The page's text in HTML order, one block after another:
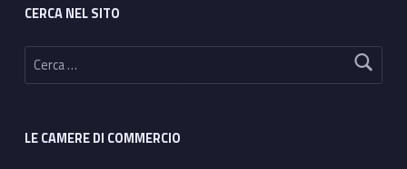
i
a
i
p
CERCA NEL SITO
Ricerca per:
LE CAMERE DI COMMERCIO